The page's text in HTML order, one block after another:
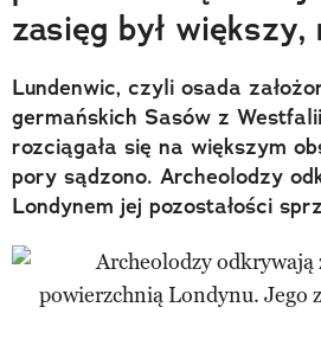
zasięg był
Lundenwic, czyli osada
germańskich Sasów z
rozciągała się na większym
pory sądzono. Archeolodzy
Londynem jej pozostałości